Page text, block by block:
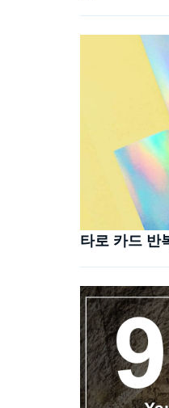
타로 카드 반